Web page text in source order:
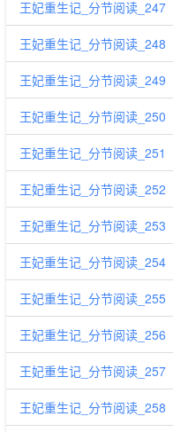
王妃重生记_分节阅读_247
王妃重生记_分节阅读_248
王妃重生记_分节阅读_249
王妃重生记_分节阅读_250
王妃重生记_分节阅读_251
王妃重生记_分节阅读_252
王妃重生记_分节阅读_253
王妃重生记_分节阅读_254
王妃重生记_分节阅读_255
王妃重生记_分节阅读_256
王妃重生记_分节阅读_257
王妃重生记_分节阅读_258